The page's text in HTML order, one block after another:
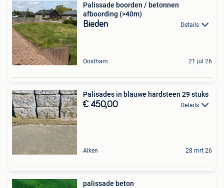
Palissade boorden / betonnen
afboording (>40m)
Bieden Details
Oostham 21 jul 26
Palisades in blauwe hardsteen 29 stuks
€ 450,00 Details
Alken 28 mrt 26
palissade beton